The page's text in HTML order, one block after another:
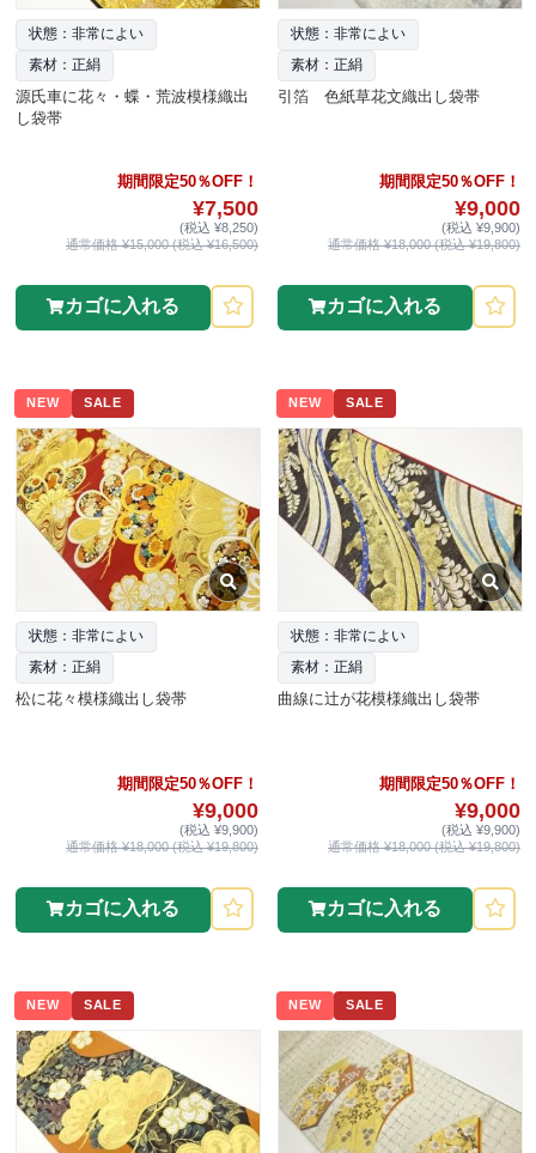
状態：非常によい
素材：正絹
源氏車に花々・蝶・荒波模様織出
し袋帯
期間限定50％OFF！
¥7,500
(税込 ¥8,250)
通常価格 ¥15,000 (税込 ¥16,500)
カゴに入れる
状態：非常によい
素材：正絹
引箔 色紙草花文織出し袋帯
期間限定50％OFF！
¥9,000
(税込 ¥9,900)
通常価格 ¥18,000 (税込 ¥19,800)
カゴに入れる
NEW SALE
状態：非常によい
素材：正絹
松に花々模様織出し袋帯
期間限定50％OFF！
¥9,000
(税込 ¥9,900)
通常価格 ¥18,000 (税込 ¥19,800)
カゴに入れる
NEW SALE
状態：非常によい
素材：正絹
曲線に辻が花模様織出し袋帯
期間限定50％OFF！
¥9,000
(税込 ¥9,900)
通常価格 ¥18,000 (税込 ¥19,800)
カゴに入れる
NEW SALE NEW SALE